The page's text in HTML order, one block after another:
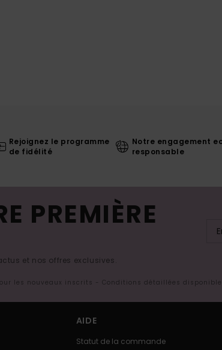
Rejoignez le programme
de fidélité
Notre engagement
responsable
PREMIÈRE
et nos offres exclusives.
les nouveaux inscrits - Conditions détaillées
AIDE
Statut de la commande